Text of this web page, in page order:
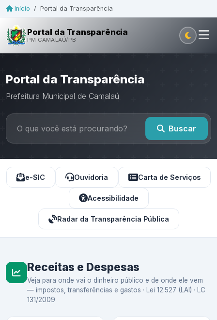
Início / Portal da Transparência
Portal da Transparência
PM CAMALAÚ/PB
Portal da Transparência
Prefeitura Municipal de Camalaú
Buscar
e-SIC Ouvidoria Carta de Serviços
Acessibilidade
Radar da Transparência Pública
Receitas e Despesas
Veja para onde vai o dinheiro público e de onde ele vem
— impostos, transferências e gastos · Lei 12.527 (LAI) · LC
131/2009